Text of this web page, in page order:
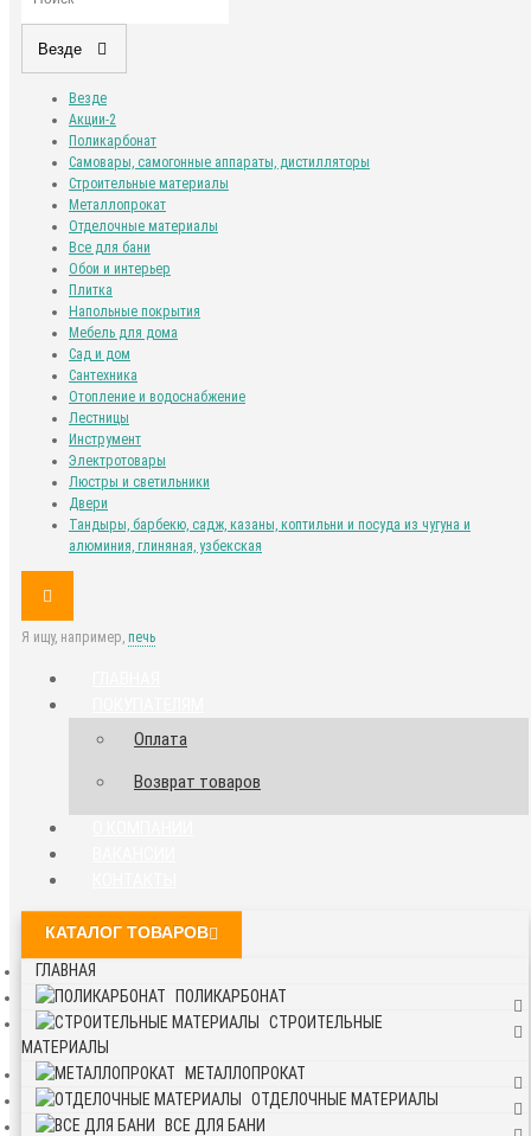
Везде
Везде
Акции-2
Поликарбонат
Самовары, самогонные аппараты, дистилляторы
Строительные материалы
Металлопрокат
Отделочные материалы
Все для бани
Обои и интерьер
Плитка
Напольные покрытия
Мебель для дома
Сад и дом
Сантехника
Отопление и водоснабжение
Лестницы
Инструмент
Электротовары
Люстры и светильники
Двери
Тандыры, барбекю, садж, казаны, коптильни и посуда из чугуна и
алюминия, глиняная, узбекская
Я ищу, например, печь
Оплата
Возврат товаров
КАТАЛОГ ТОВАРОВ
ГЛАВНАЯ
ПОЛИКАРБОНАТ
СТРОИТЕЛЬНЫЕ
МАТЕРИАЛЫ
МЕТАЛЛОПРОКАТ
ОТДЕЛОЧНЫЕ МАТЕРИАЛЫ
ВСЕ ДЛЯ БАНИ